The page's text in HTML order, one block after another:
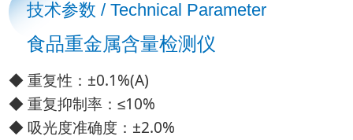
技术参数 / Technical Parameter
食品重金属含量检测仪
◆ 重复性：±0.1%(A)
◆ 重复抑制率：≤10%
◆ 吸光度准确度：±2.0%